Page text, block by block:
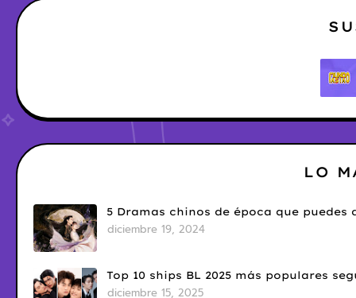
LO
5 Dramas chinos de época que
diciembre 19, 2024
Top 10 ships BL 2025 más populares
diciembre 15, 2025